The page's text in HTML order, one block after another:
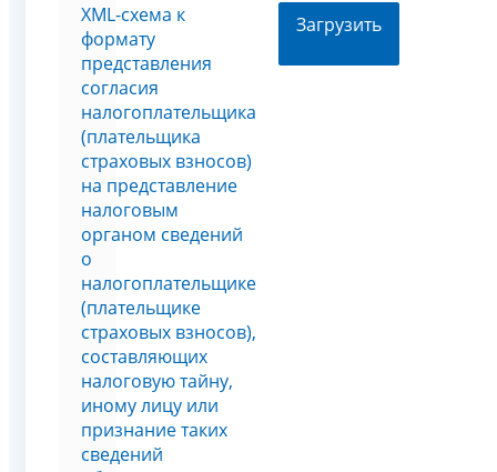
XML-схема к
формату
представления
согласия
налогоплательщика
(плательщика
страховых взносов)
на представление
налоговым
органом сведений
о
налогоплательщике
(плательщике
страховых взносов),
составляющих
налоговую тайну,
иному лицу или
признание таких
сведений
Загрузить